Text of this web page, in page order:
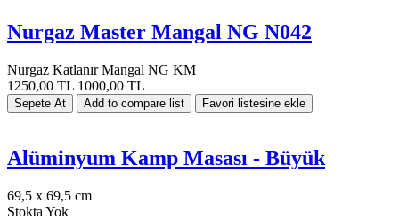
Nurgaz Master Mangal NG N042
Nurgaz Katlanır Mangal NG KM
1250,00 TL 1000,00 TL
Alüminyum Kamp Masası - Büyük
69,5 x 69,5 cm
Stokta Yok